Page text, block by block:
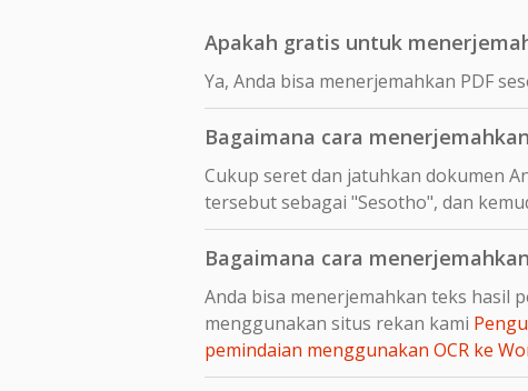
Apakah gratis untuk
Ya, Anda bisa menerjemahkan PDF
Bagaimana cara
Cukup seret dan jatuhkan dokumen
tersebut sebagai "Sesotho", dan
Bagaimana cara
Anda bisa menerjemahkan teks hasil
menggunakan situs rekan kami
pemindaian menggunakan OCR ke